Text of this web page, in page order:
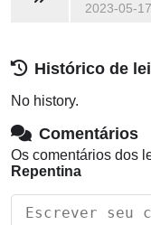
2023-05-
Histórico de
No history.
Comentários
Os comentários dos
Repentina